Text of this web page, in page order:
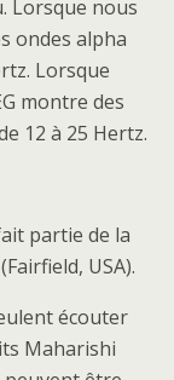
Lorsque nous
ondes alpha
Lorsque
montre des
12 à 25 Hertz.
de la
USA).
Maharishi